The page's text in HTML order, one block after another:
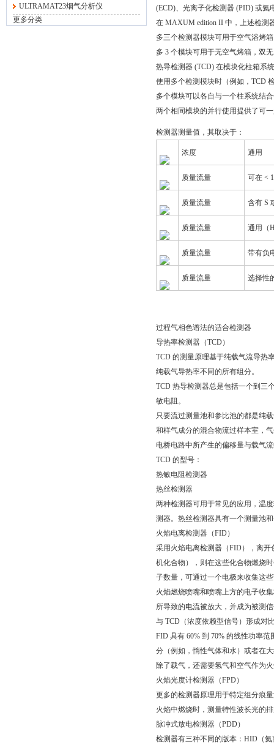
ULTRAMAT23烟气分析仪
更多分类
(ECD)、光离子化检测器 (PID) 或
在 MAXUM edition II 中，上述检测
多三个检测器模块可用于空气浴烤
多 3 个模块可用于无空气烤箱，双
热导检测器 (TCD) 在模块化柱箱系
使用多个检测模块时（例如，TCD
多个模块可以各自与一个柱系统结
两个相同模块的并行使用提供了可
检测器测量值，其取决于：
浓度 通用
质量流量 可在 <
质量流量 含有 S
质量流量 通用（
质量流量 带有负
质量流量 选择性
过程气相色谱法的适合检测器
导热率检测器（TCD）
TCD 的测量原理基于纯载气流导热
纯载气导热率不同的所有组分。
TCD 热导检测器总是包括一个到三
敏电阻。
只要流过测量池和参比池的都是纯
和样气成分的混合物流过样本室，
电桥电路中所产生的偏移量与载气
TCD 的型号：
热敏电阻检测器
热丝检测器
两种检测器可用于常见的应用，温
测器。热丝检测器具有一个测量池
火焰电离检测器（FID）
采用火焰电离检测器（FID），离
机化合物），则在这些化合物燃烧
子数量，可通过一个电极来收集这
火焰燃烧喷嘴和喷嘴上方的电子收
所导致的电流被放大，并成为被测
与 TCD（浓度依赖型信号）形成对
FID 具有 60% 到 70% 的线性功率
分（例如，惰性气体和水）或者在
除了载气，还需要氢气和空气作为
火焰光度计检测器（FPD）
更多的检测器原理用于特定组分痕
火焰中燃烧时，测量特性波长光的
脉冲式放电检测器（PDD）
检测器有三种不同的版本：HID（